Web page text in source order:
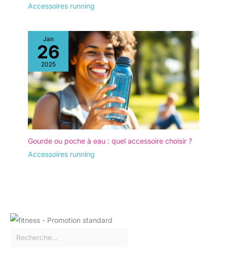
Accessoires running
Jan
26
2025
Gourde ou poche à eau : quel accessoire choisir ?
Accessoires running